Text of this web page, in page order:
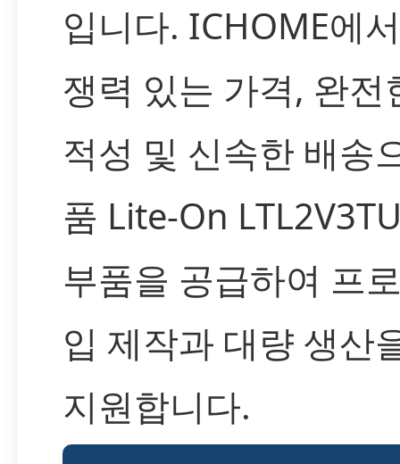
입니다. ICHOME에
쟁력 있는 가격, 완전
적성 및 신속한 배송
품 Lite-On
부품을 공급하여 프
입 제작과 대량 생산
지원합니다.